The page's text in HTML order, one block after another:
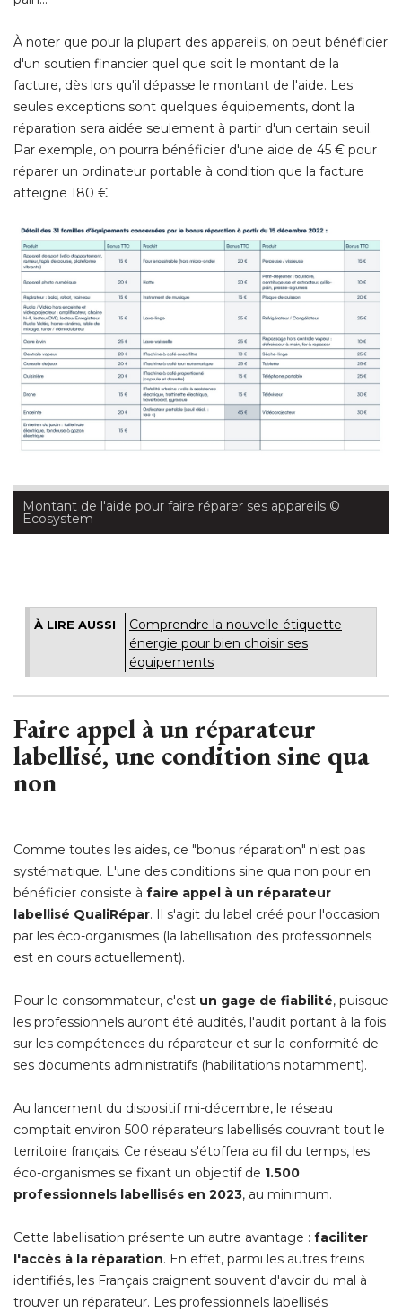
À noter que pour la plupart des appareils, on peut bénéficier
d'un soutien financier quel que soit le montant de la
facture, dès lors qu'il dépasse le montant de l'aide. Les
seules exceptions sont quelques équipements, dont la
réparation sera aidée seulement à partir d'un certain seuil.
Par exemple, on pourra bénéficier d'une aide de 45 € pour
réparer un ordinateur portable à condition que la facture
atteigne 180 €.
Montant de l'aide pour faire réparer ses appareils ©
Ecosystem
À LIRE AUSSI
Comprendre la nouvelle étiquette
énergie pour bien choisir ses
équipements
Faire appel à un réparateur
labellisé, une condition sine qua
non
Comme toutes les aides, ce "bonus réparation" n'est pas
systématique. L'une des conditions sine qua non pour en
bénéficier consiste à faire appel à un réparateur
labellisé QualiRépar. Il s'agit du label créé pour l'occasion
par les éco-organismes (la labellisation des professionnels
est en cours actuellement).
Pour le consommateur, c'est un gage de fiabilité, puisque
les professionnels auront été audités, l'audit portant à la fois
sur les compétences du réparateur et sur la conformité de
ses documents administratifs (habilitations notamment).
Au lancement du dispositif mi-décembre, le réseau
comptait environ 500 réparateurs labellisés couvrant tout le
territoire français. Ce réseau s'étoffera au fil du temps, les
éco-organismes se fixant un objectif de 1.500
professionnels labellisés en 2023, au minimum.
Cette labellisation présente un autre avantage : faciliter
l'accès à la réparation. En effet, parmi les autres freins
identifiés, les Français craignent souvent d'avoir du mal à
trouver un réparateur. Les professionnels labellisés